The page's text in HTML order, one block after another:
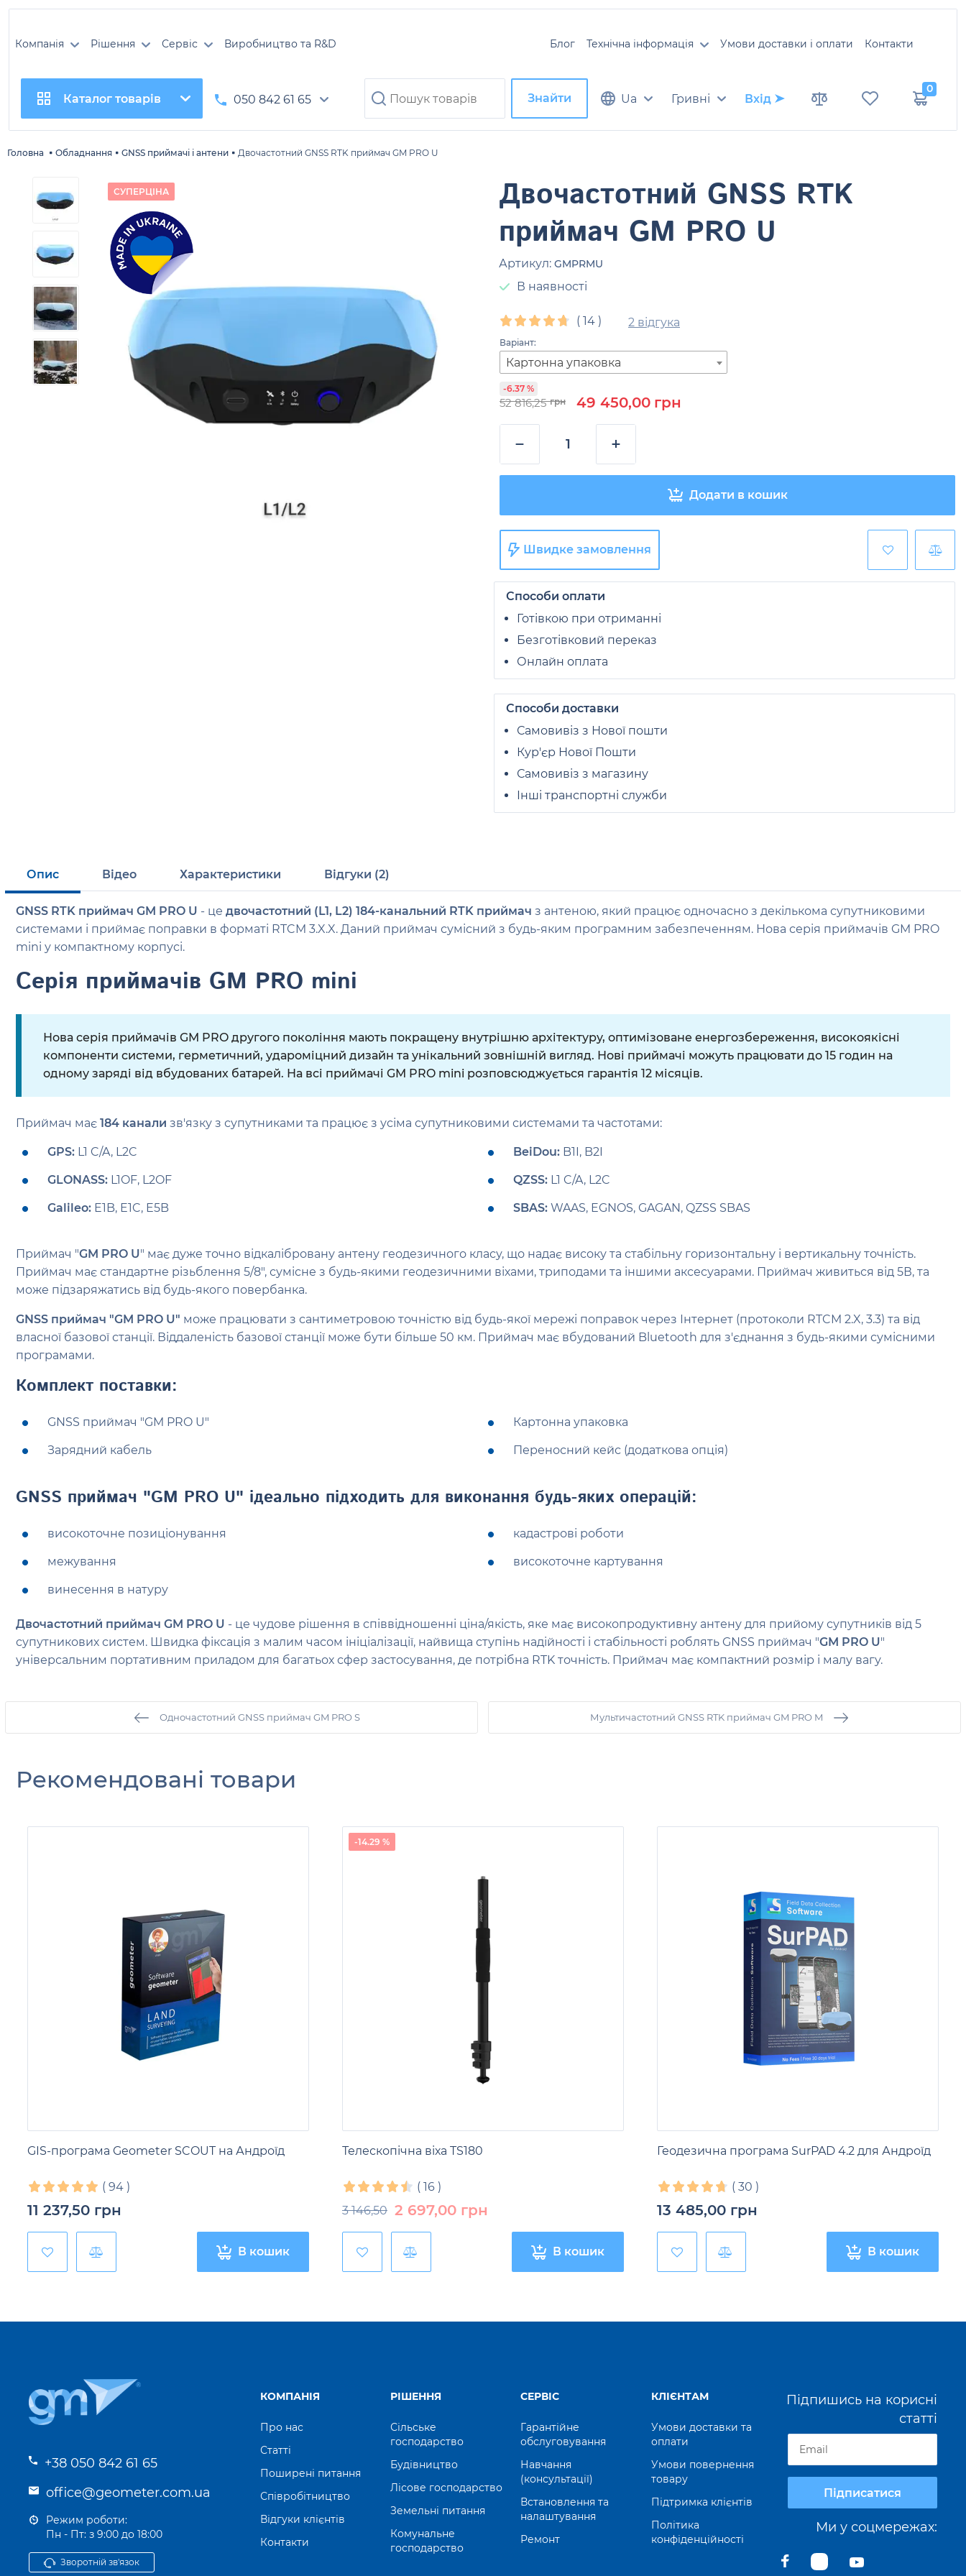
Компанія Рішення Сервіс Виробництво та R&D Блог Технічна інформація Умови доставки і оплати Контакти
Каталог товарів 050 842 61 65 Знайти Ua Гривні Вхід
0
Головна Обладнання GNSS приймачі і антени Двочастотний GNSS RTK приймач GM PRO U
СУПЕРЦІНА
Двочастотний GNSS RTK
приймач GM PRO U
Артикул: GMPRMU
В наявності
( 14 ) 2 відгука
Варіант:
Картонна упаковка
52 816,25 грн 49 450,00 грн
-6.37 %
− +
Додати в кошик
Швидке замовлення
Способи оплати
Готівкою при отриманні
Безготівковий переказ
Онлайн оплата
Способи доставки
Самовивіз з Нової пошти
Кур'єр Нової Пошти
Самовивіз з магазину
Інші транспортні служби
Опис Відео Характеристики Відгуки (2)
GNSS RTK приймач GM PRO U - це двочастотний (L1, L2) 184-канальний RTK приймач з антеною, який працює одночасно з декількома супутниковими
системами і приймає поправки в форматі RTCM 3.X.X. Даний приймач сумісний з будь-яким програмним забезпеченням. Нова серія приймачів GM PRO
mini у компактному корпусі.
Серія приймачів GM PRO mini
Нова серія приймачів GM PRO другого покоління мають покращену внутрішню архітектуру, оптимізоване енергозбереження, високоякісні
компоненти системи, герметичний, удароміцний дизайн та унікальний зовнішній вигляд. Нові приймачі можуть працювати до 15 годин на
одному заряді від вбудованих батарей. На всі приймачі GM PRO mini розповсюджується гарантія 12 місяців.
Приймач має 184 канали зв'язку з супутниками та працює з усіма супутниковими системами та частотами:
GPS: L1 C/A, L2C
GLONASS: L1OF, L2OF
Galileo: E1B, E1C, E5B
BeiDou: B1I, B2I
QZSS: L1 C/A, L2C
SBAS: WAAS, EGNOS, GAGAN, QZSS SBAS
Приймач "GM PRO U" має дуже точно відкалібровану антену геодезичного класу, що надає високу та стабільну горизонтальну і вертикальну точність.
Приймач має стандартне різьблення 5/8", сумісне з будь-якими геодезичними віхами, триподами та іншими аксесуарами. Приймач живиться від 5В, та
може підзаряжатись від будь-якого повербанка.
GNSS приймач "GM PRO U" може працювати з сантиметровою точністю від будь-якої мережі поправок через Інтернет (протоколи RTCM 2.X, 3.3) та від
власної базової станції. Віддаленість базової станції може бути більше 50 км. Приймач має вбудований Bluetooth для з'єднання з будь-якими сумісними
програмами.
Комплект поставки:
GNSS приймач "GM PRO U"
Зарядний кабель
Картонна упаковка
Переносний кейс (додаткова опція)
GNSS приймач "GM PRO U" ідеально підходить для виконання будь-яких операцій:
високоточне позиціонування
межування
винесення в натуру
кадастрові роботи
високоточне картування
Двочастотний приймач GM PRO U - це чудове рішення в співвідношенні ціна/якість, яке має високопродуктивну антену для прийому супутників від 5
супутникових систем. Швидка фіксація з малим часом ініціалізації, найвища ступінь надійності і стабільності роблять GNSS приймач "GM PRO U"
універсальним портативним приладом для багатьох сфер застосування, де потрібна RTK точність. Приймач має компактний розмір і малу вагу.
Одночастотний GNSS приймач GM PRO S Мультичастотний GNSS RTK приймач GM PRO M
Рекомендовані товари
GIS-програма Geometer SCOUT на Андроїд
( 94 )
11 237,50 грн
В кошик
-14.29 %
Телескопічна віха TS180
( 16)
3 146,50 2 697,00 грн
В кошик
Геодезична програма SurPAD 4.2 для Андроїд
( 30 )
13 485,00 грн
В кошик
+38 050 842 61 65
office@geometer.com.ua
Режим роботи:
Пн - Пт: з 9:00 до 18:00
Зворотній зв'язок
КОМПАНІЯ
Про нас
Статті
Поширені питання
Співробітництво
Відгуки клієнтів
Контакти
РІШЕННЯ
Сільське
господарство
Будівництво
Лісове господарство
Земельні питання
Комунальне
господарство
СЕРВІС
Гарантійне
обслуговування
Навчання
(консультації)
Встановлення та
налаштування
Ремонт
КЛІЄНТАМ
Умови доставки та
оплати
Умови повернення
товару
Підтримка клієнтів
Політика
конфіденційності
Підпишись на корисні
статті
Підписатися
Ми у соцмережах: